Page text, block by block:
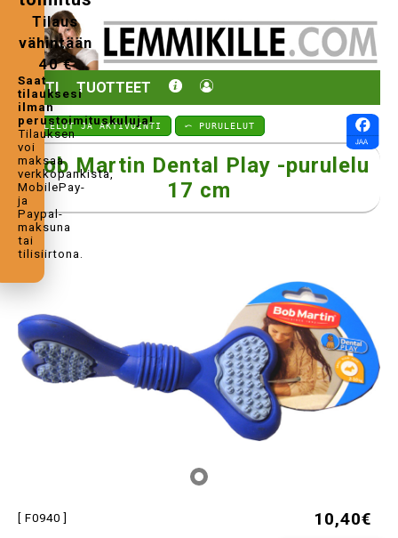
KOTI TUOTTEET
Tilaus
vähintään
40 €
Saat
tilauksesi
ilman
perustoimituskuluja!
Tilauksen
voi
maksaa
verkkopankista,
MobilePay-
ja
Paypal-
maksuna
tai
tilisiirtona.
⤺ LELUT JA AKTIVOINTI ⤺ PURULELUT
Bob Martin Dental Play -purulelu
17 cm
[ F0940 ] 10,40€